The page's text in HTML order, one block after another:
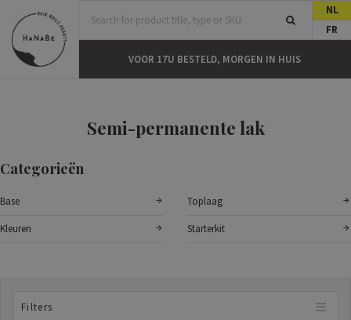
NL
FR
VOOR 17U BESTELD, MORGEN IN HUIS
Semi-permanente lak
Categorieën
Base
Kleuren
Toplaag
Starterkit
Filters